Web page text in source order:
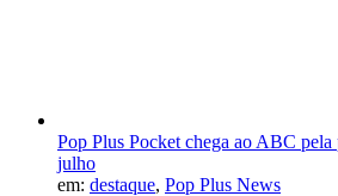
Pop Plus Pocket chega ao ABC
julho
em: destaque, Pop Plus News